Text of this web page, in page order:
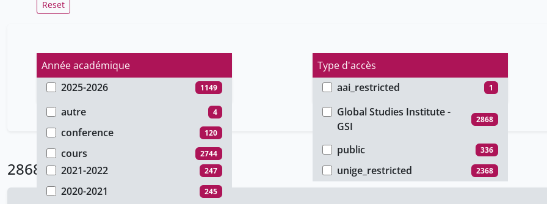
Reset
Année académique
2025-2026
1149
2024-2025 645
2023-2024 16
2022-2023 108
2021-2022 247
2020-2021 245
Type d'accès
aai_restricted
1
group_restricted
password_restricted 142
public 336
unige_restricted 2368
Type de document
autre
4
conference 120
cours 2744
Faculté
Global Studies Institute -
GSI
2868
2868 Résultats